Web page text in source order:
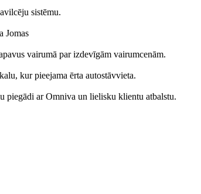
sistēmu.
Jomas
vairumā par izdevīgām vairumcenām.
kur pieejama ērta autostāvvieta.
piegādi ar Omniva un lielisku klientu atbalstu.